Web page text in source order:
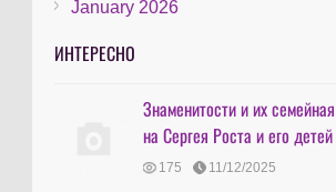
January 2026
ИНТЕРЕСНО
Знаменитости и их
на Сергея Роста и его детей
175 11/12/2025